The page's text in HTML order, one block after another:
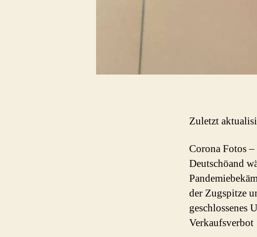
Zuletzt
Corona Fotos
Deutschöand
der Zugspitze
geschlossenes